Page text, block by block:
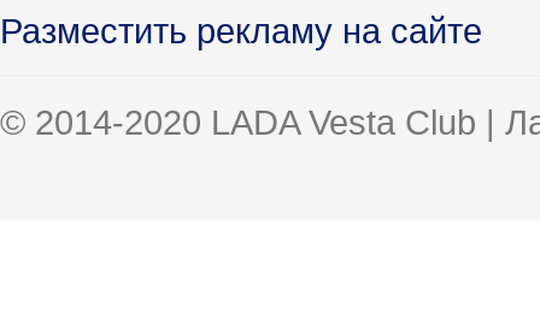
Разместить рекламу на сайте
© 2014-2020 LADA Vesta Club |